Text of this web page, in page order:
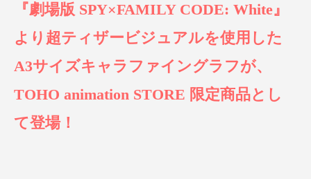
『劇場版 SPY×FAMILY CODE: White』
より超ティザービジュアルを使用した
A3サイズキャラファイングラフが、
TOHO animation STORE 限定商品とし
て登場！